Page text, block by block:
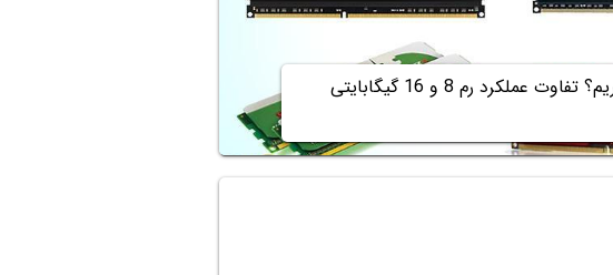
چند گیگابایت رم لازم داریم؟ تفاوت عملکرد رم 8 و 16 گیگابایتی